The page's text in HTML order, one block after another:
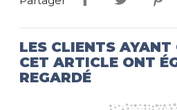
LES CLIENTS AYANT
CET ARTICLE ONT
REGARDÉ